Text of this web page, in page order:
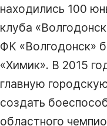
находились 100
клуба
ФК «Волгодонск»
«Химик». В 2015
главную
создать
областного